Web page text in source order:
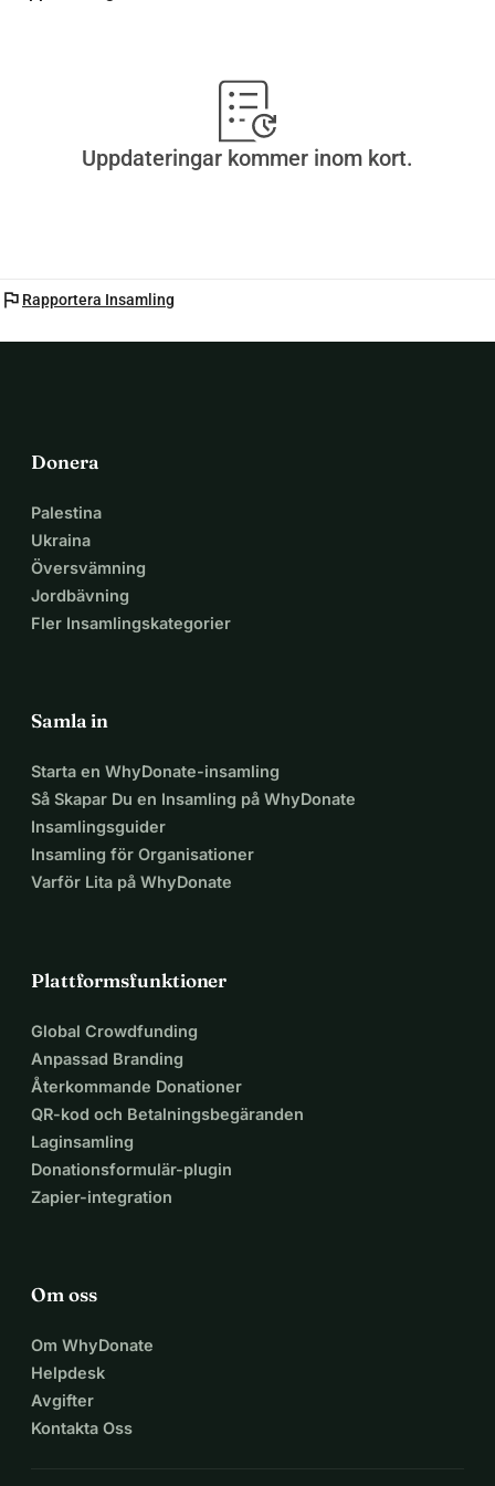
Uppdateringar kommer inom kort.
flag Rapportera Insamling
Donera
Palestina
Ukraina
Översvämning
Jordbävning
Fler Insamlingskategorier
Samla in
Starta en WhyDonate-insamling
Så Skapar Du en Insamling på WhyDonate
Insamlingsguider
Insamling för Organisationer
Varför Lita på WhyDonate
Plattformsfunktioner
Global Crowdfunding
Anpassad Branding
Återkommande Donationer
QR-kod och Betalningsbegäranden
Laginsamling
Donationsformulär-plugin
Zapier-integration
Om oss
Om WhyDonate
Helpdesk
Avgifter
Kontakta Oss